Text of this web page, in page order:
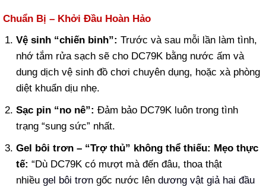
Chuẩn Bị – Khởi Đầu Hoàn Hảo
Vệ sinh “chiến binh”: Trước và sau mỗi lần làm tình,
nhớ tắm rửa sạch sẽ cho DC79K bằng nước ấm và
dung dịch vệ sinh đồ chơi chuyên dụng, hoặc xà phòng
diệt khuẩn dịu nhẹ.
Sạc pin “no nê”: Đảm bảo DC79K luôn trong tình
trạng “sung sức” nhất.
Gel bôi trơn – “Trợ thủ” không thể thiếu: Mẹo thực
tế: “Dù DC79K có mượt mà đến đâu, thoa thật
nhiềugel bôi trơn gốc nước lêndương vật giả hai đầu